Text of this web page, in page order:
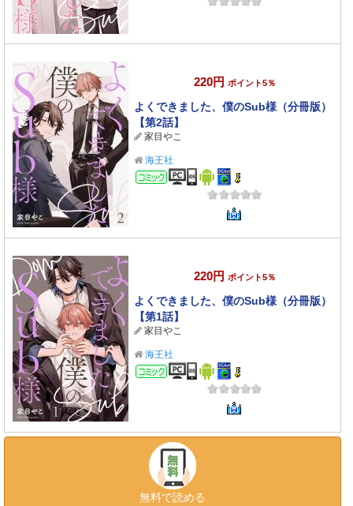
220円 ポイント5％
よくできました、僕のSub様（分冊版）
【第2話】
家目やこ
海王社
コミック
220円 ポイント5％
よくできました、僕のSub様（分冊版）
【第1話】
家目やこ
海王社
コミック
無料で読める